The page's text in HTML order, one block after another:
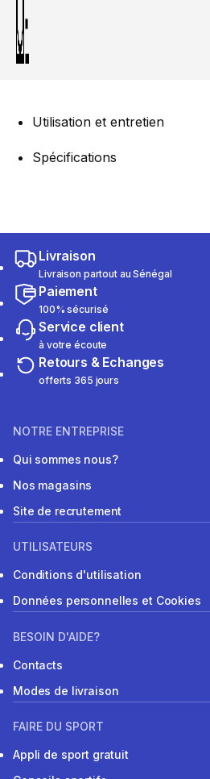
Utilisation et entretien
Spécifications
Livraison
Livraison partout au Sénégal
Paiement
100% sécurisé
Service client
à votre écoute
Retours & Echanges
offerts 365 jours
NOTRE ENTREPRISE
Qui sommes nous?
Nos magasins
Site de recrutement
UTILISATEURS
Conditions d'utilisation
Données personnelles et Cookies
BESOIN D'AIDE?
Contacts
Modes de livraison
FAIRE DU SPORT
Appli de sport gratuit